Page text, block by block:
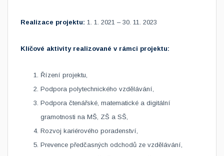
Realizace projektu: 1. 1. 2021 – 30. 11. 2023
Klíčové aktivity realizované v rámci projektu:
Řízení projektu,
Podpora polytechnického vzdělávání,
Podpora čtenářské, matematické a digitální
gramotnosti na MŠ, ZŠ a SŠ,
Rozvoj kariérového poradenství,
Prevence předčasných odchodů ze vzdělávání,